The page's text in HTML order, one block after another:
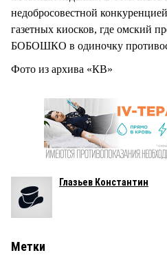
недобросовестной
газетных киосков, где омский
БОБОШКО в одиночку
Фото из архива «КВ»
Глазьев Константин
Метки